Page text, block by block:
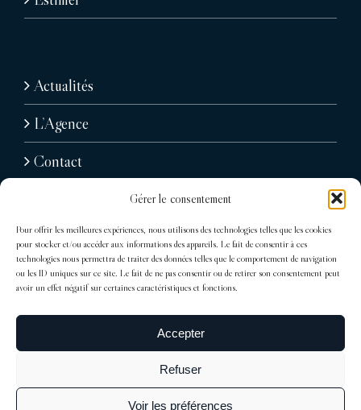
Gérer le consentement
Pour offrir les meilleures expériences, nous utilisons des technologies telles que les cookies
pour stocker et/ou accéder aux informations des appareils. Le fait de consentir à ces
technologies nous permettra de traiter des données telles que le comportement de navigation
ou les ID uniques sur ce site. Le fait de ne pas consentir ou de retirer son consentement peut
avoir un effet négatif sur certaines caractéristiques et fonctions.
Accepter
Refuser
Voir les préférences
Actualités
L’Agence
Contact
31, avenue Raymond Poincaré
75116 Paris
Tél : + 33 (0)1 76 71 07 40
trocadero@sdelagrandiere.fr